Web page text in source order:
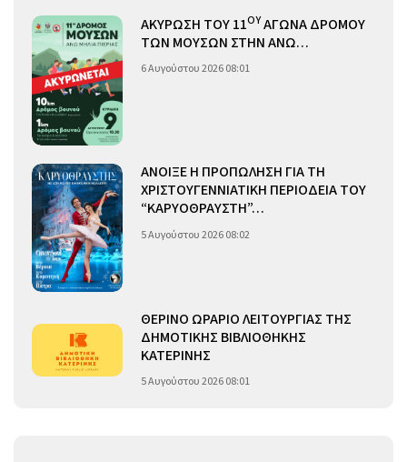
ΑΚΥΡΩΣΗ ΤΟΥ 11ΟΥΑΓΩΝΑ ΔΡΟΜΟΥ
ΤΩΝ ΜΟΥΣΩΝ ΣΤΗΝ ΑΝΩ…
6 Αυγούστου 2026 08:01
ΑΝΟΙΞΕ Η ΠΡΟΠΩΛΗΣΗ ΓΙΑ ΤΗ
ΧΡΙΣΤΟΥΓΕΝΝΙΑΤΙΚΗ ΠΕΡΙΟΔΕΙΑ ΤΟΥ
“ΚΑΡΥΟΘΡΑΥΣΤΗ”…
5 Αυγούστου 2026 08:02
ΘΕΡΙΝΟ ΩΡΑΡΙΟ ΛΕΙΤΟΥΡΓΙΑΣ ΤΗΣ
ΔΗΜΟΤΙΚΗΣ ΒΙΒΛΙΟΘΗΚΗΣ
ΚΑΤΕΡΙΝΗΣ
5 Αυγούστου 2026 08:01